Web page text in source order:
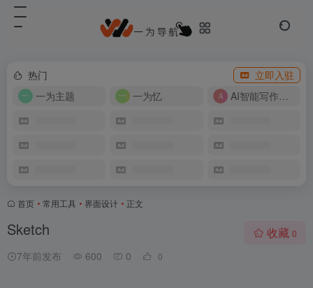
热门
立即入驻
一为主题
一为忆 AI智能写作工具
首页 • 常用工具 • 界面设计 • 正文
Sketch
7年前发布 600 0 0
收藏 0